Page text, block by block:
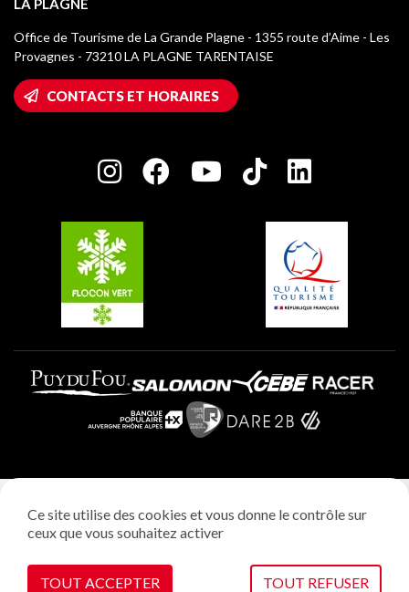
Médiathèque
Logos La Plagne
Accès Wifi
Maison des Propriétaires
Charte des Acteurs Engagés
Montchavin - Les Coches
Champagny-en-Vanoise
Plagne 1800
Plagne Villages
Plagne Aime 2000
LA PLAGNE
Office de Tourisme de La Grande Plagne - 1355 route d’Aime - Les
Provagnes - 73210 LA PLAGNE TARENTAISE
CONTACTS ET HORAIRES
Gestion des cookies
Ce site utilise des cookies et vous donne le contrôle sur
ceux que vous souhaitez activer
TOUT ACCEPTER TOUT REFUSER